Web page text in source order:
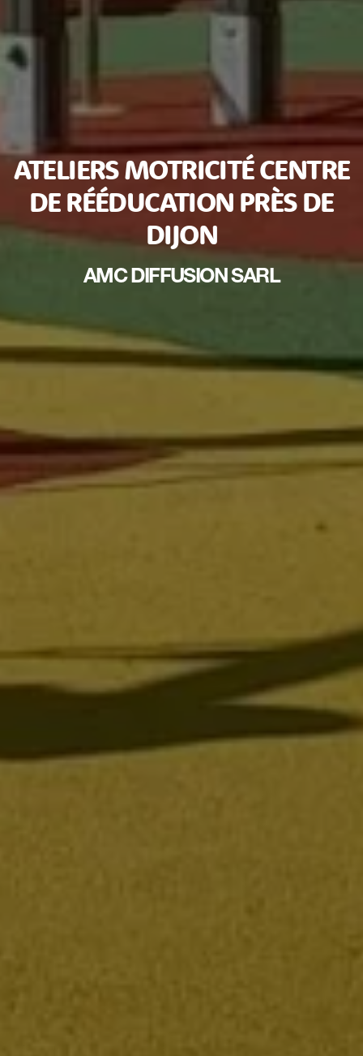
ATELIERS MOTRICITÉ CENTRE
DE RÉÉDUCATION PRÈS DE
DIJON
AMC DIFFUSION SARL